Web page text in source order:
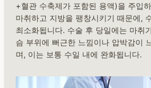
+혈관 수축제가 포함된 용액)을 주입
마취하고 지방을 팽창시키기 때문에,
최소화됩니다. 수술 후 당일에는 마취
슴 부위에 뻐근한 느낌이나 압박감이
며, 이는 보통 수일 내에 완화됩니다.